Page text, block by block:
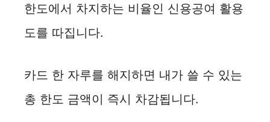
한도에서 차지하는 비율인 신용공여 활용
도를 따집니다.
카드 한 자루를 해지하면 내가 쓸 수 있는
총 한도 금액이 즉시 차감됩니다.